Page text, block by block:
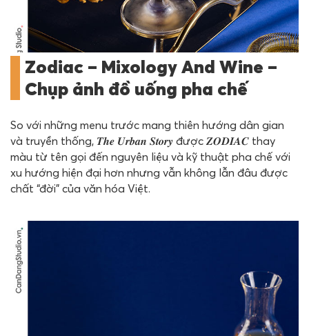
Zodiac – Mixology And Wine –
Chụp ảnh đồ uống pha chế
So với những menu trước mang thiên hướng dân gian
và truyền thống, 𝑻𝒉𝒆 𝑼𝒓𝒃𝒂𝒏 𝑺𝒕𝒐𝒓𝒚 được 𝒁𝑶𝑫𝑰𝑨𝑪 thay
màu từ tên gọi đến nguyên liệu và kỹ thuật pha chế với
xu hướng hiện đại hơn nhưng vẫn không lẫn đâu được
chất “đời” của văn hóa Việt.